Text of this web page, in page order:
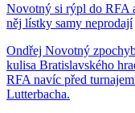
Novotný si rýpl do RFA
něj lístky samy neprodají
Ondřej Novotný
kulisa Bratislavského
RFA navíc před
Lutterbacha.